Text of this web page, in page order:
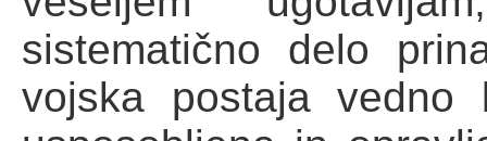
sistematično delo
vojska postaja vedno